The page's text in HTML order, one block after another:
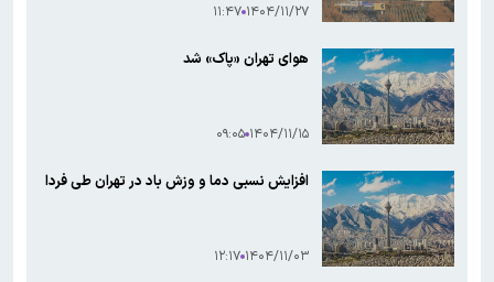
۱۴۰۴/۱۱/۲۷ ۱۱:۴۷
هوای تهران «پاک» شد
۱۴۰۴/۱۱/۱۵ ۰۹:۰۵
افزایش نسبی دما و وزش باد در تهران طی فردا
۱۴۰۴/۱۱/۰۳ ۱۲:۱۷